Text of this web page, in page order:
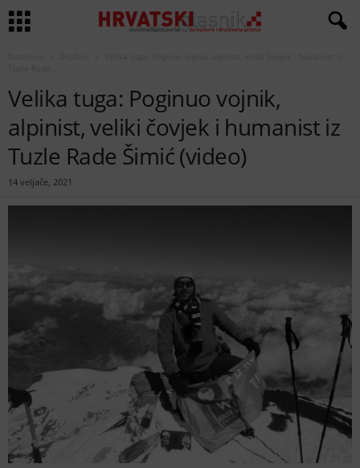
Velika tuga: Poginuo vojnik,
alpinist, veliki čovjek i humanist iz
Tuzle Rade Šimić (video)
14 veljače, 2021